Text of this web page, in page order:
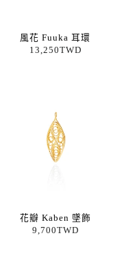
風花 Fuuka 耳環
13,250TWD
花瓣 Kaben 墜飾
9,700TWD